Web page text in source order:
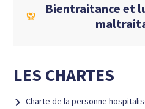
Bientraitance et
LES CHARTES
Charte de la personne